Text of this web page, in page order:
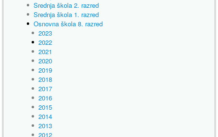
Srednja škola 2. razred
Srednja škola 1. razred
Osnovna škola 8. razred
2023
2022
2021
2020
2019
2018
2017
2016
2015
2014
2013
2012